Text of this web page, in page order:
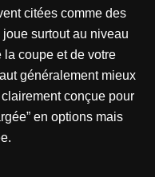
citées comme des
surtout au niveau
la coupe et de votre
généralement mieux
conçue pour
en options mais